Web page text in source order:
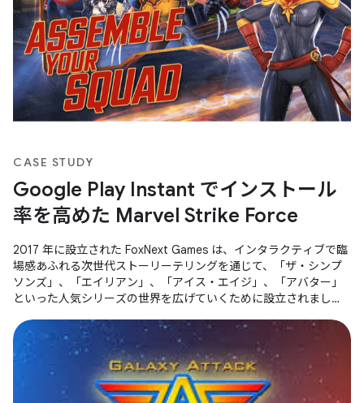
CASE STUDY
Google Play Instant でインストール
率を高めた Marvel Strike Force
2017 年に設立された FoxNext Games は、インタラクティブで臨
場感あふれる次世代ストーリーテリングを通じて、「ザ・シンプ
ソンズ」、「エイリアン」、「アイス・エイジ」、「アバター」
といった人気シリーズの世界を広げていくために設立されまし